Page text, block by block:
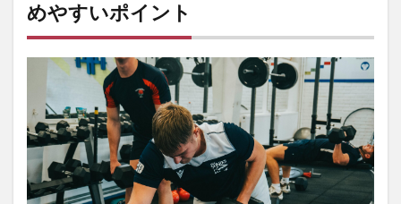
めやすいポイント